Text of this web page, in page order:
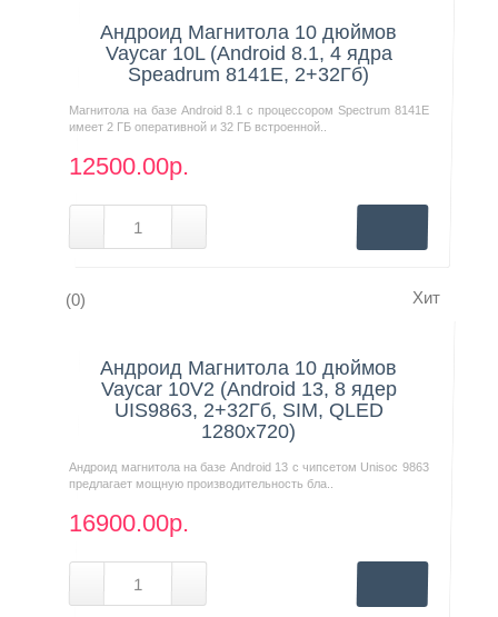
Андроид Магнитола 10 дюймов
Vaycar 10L (Android 8.1, 4 ядра
Speadrum 8141E, 2+32Гб)
Магнитола на базе Android 8.1 с процессором Spectrum 8141E
имеет 2 ГБ оперативной и 32 ГБ встроенной..
12500.00р.
(0) Хит
Андроид Магнитола 10 дюймов
Vaycar 10V2 (Android 13, 8 ядер
UIS9863, 2+32Гб, SIM, QLED
1280x720)
Андроид магнитола на базе Android 13 с чипсетом Unisoc 9863
предлагает мощную производительность бла..
16900.00р.